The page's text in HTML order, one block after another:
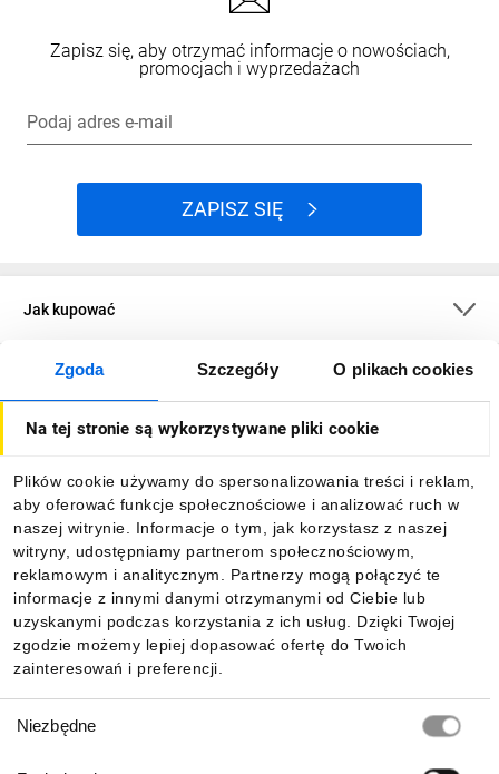
Zgoda Szczegóły O plikach cookies
Na tej stronie są wykorzystywane pliki cookie
Plików cookie używamy do spersonalizowania treści i reklam,
aby oferować funkcje społecznościowe i analizować ruch w
naszej witrynie. Informacje o tym, jak korzystasz z naszej
witryny, udostępniamy partnerom społecznościowym,
reklamowym i analitycznym. Partnerzy mogą połączyć te
informacje z innymi danymi otrzymanymi od Ciebie lub
uzyskanymi podczas korzystania z ich usług. Dzięki Twojej
zgodzie możemy lepiej dopasować ofertę do Twoich
zainteresowań i preferencji.
zgody
Niezbędne
Zapisz się, aby otrzymać informacje o nowościach,
promocjach i wyprzedażach
Podaj adres e-mail
ZAPISZ SIĘ
Jak kupować
O firmie
Informacje
Pobierz naszą aplikację mobilną: